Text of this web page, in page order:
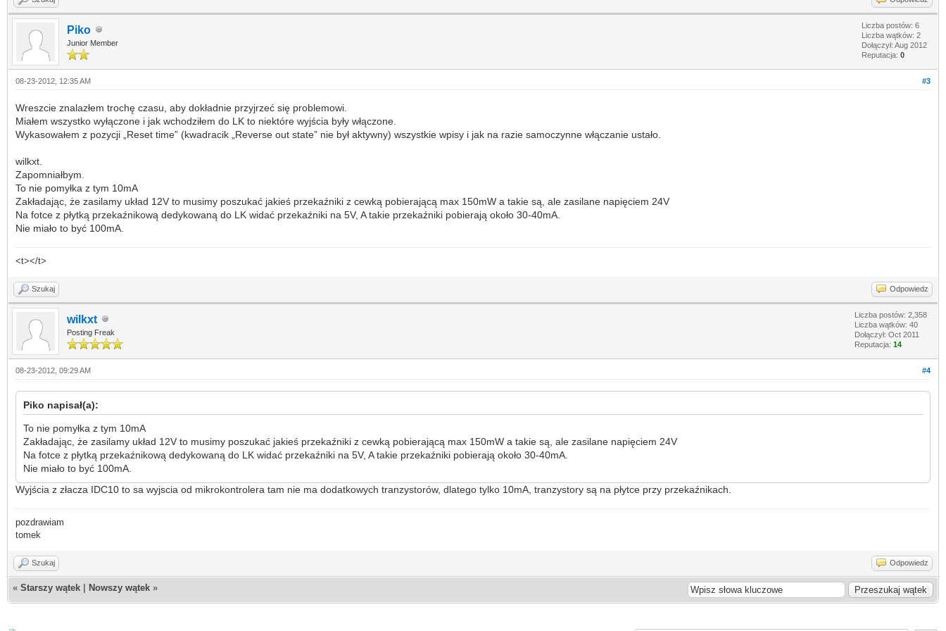
Piko
Junior Member
Liczba postów: 6
Liczba wątków: 2
Dołączył: Aug 2012
Reputacja: 0
#3
08-23-2012, 12:35 AM
Wreszcie znalazłem trochę czasu, aby dokładnie przyjrzeć się problemowi.
Miałem wszystko wyłączone i jak wchodziłem do LK to niektóre wyjścia były włączone.
Wykasowałem z pozycji „Reset time” (kwadracik „Reverse out state” nie był aktywny) wszystkie wpisy i jak na razie samoczynne włączanie ustało.
wilkxt.
Zapomniałbym.
To nie pomyłka z tym 10mA
Zakładając, że zasilamy układ 12V to musimy poszukać jakieś przekaźniki z cewką pobierającą max 150mW a takie są, ale zasilane napięciem 24V
Na fotce z płytką przekaźnikową dedykowaną do LK widać przekaźniki na 5V, A takie przekaźniki pobierają około 30-40mA.
Nie miało to być 100mA.
<t></t>
Szukaj Odpowiedz
wilkxt
Posting Freak
Liczba postów: 2,358
Liczba wątków: 40
Dołączył: Oct 2011
Reputacja: 14
#4
08-23-2012, 09:29 AM
Piko napisał(a):
To nie pomyłka z tym 10mA
Zakładając, że zasilamy układ 12V to musimy poszukać jakieś przekaźniki z cewką pobierającą max 150mW a takie są, ale zasilane napięciem 24V
Na fotce z płytką przekaźnikową dedykowaną do LK widać przekaźniki na 5V, A takie przekaźniki pobierają około 30-40mA.
Nie miało to być 100mA.
Wyjścia z złacza IDC10 to sa wyjscia od mikrokontrolera tam nie ma dodatkowych tranzystorów, dlatego tylko 10mA, tranzystory są na płytce przy przekaźnikach.
pozdrawiam
tomek
Szukaj Odpowiedz
« Starszy wątek Nowszy wątek »